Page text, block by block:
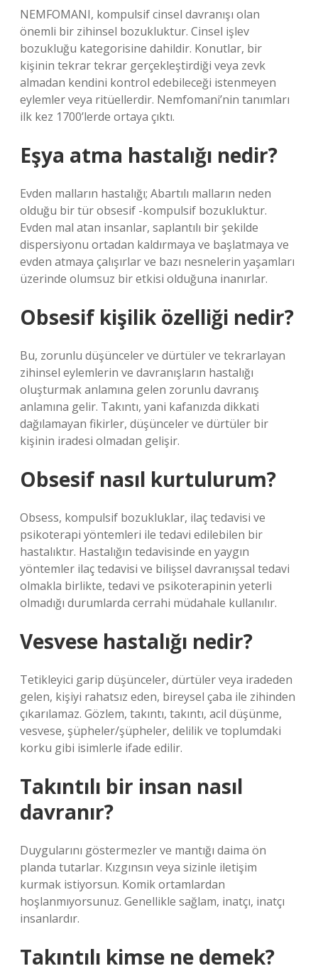
NEMFOMANI, kompulsif cinsel davranışı olan
önemli bir zihinsel bozukluktur. Cinsel işlev
bozukluğu kategorisine dahildir. Konutlar, bir
kişinin tekrar tekrar gerçekleştirdiği veya zevk
almadan kendini kontrol edebileceği istenmeyen
eylemler veya ritüellerdir. Nemfomani’nin tanımları
ilk kez 1700’lerde ortaya çıktı.
Eşya atma hastalığı nedir?
Evden malların hastalığı; Abartılı malların neden
olduğu bir tür obsesif -kompulsif bozukluktur.
Evden mal atan insanlar, saplantılı bir şekilde
dispersiyonu ortadan kaldırmaya ve başlatmaya ve
evden atmaya çalışırlar ve bazı nesnelerin yaşamları
üzerinde olumsuz bir etkisi olduğuna inanırlar.
Obsesif kişilik özelliği nedir?
Bu, zorunlu düşünceler ve dürtüler ve tekrarlayan
zihinsel eylemlerin ve davranışların hastalığı
oluşturmak anlamına gelen zorunlu davranış
anlamına gelir. Takıntı, yani kafanızda dikkati
dağılamayan fikirler, düşünceler ve dürtüler bir
kişinin iradesi olmadan gelişir.
Obsesif nasıl kurtulurum?
Obsess, kompulsif bozukluklar, ilaç tedavisi ve
psikoterapi yöntemleri ile tedavi edilebilen bir
hastalıktır. Hastalığın tedavisinde en yaygın
yöntemler ilaç tedavisi ve bilişsel davranışsal tedavi
olmakla birlikte, tedavi ve psikoterapinin yeterli
olmadığı durumlarda cerrahi müdahale kullanılır.
Vesvese hastalığı nedir?
Tetikleyici garip düşünceler, dürtüler veya iradeden
gelen, kişiyi rahatsız eden, bireysel çaba ile zihinden
çıkarılamaz. Gözlem, takıntı, takıntı, acil düşünme,
vesvese, şüpheler/şüpheler, delilik ve toplumdaki
korku gibi isimlerle ifade edilir.
Takıntılı bir insan nasıl
davranır?
Duygularını göstermezler ve mantığı daima ön
planda tutarlar. Kızgınsın veya sizinle iletişim
kurmak istiyorsun. Komik ortamlardan
hoşlanmıyorsunuz. Genellikle sağlam, inatçı, inatçı
insanlardır.
Takıntılı kimse ne demek?